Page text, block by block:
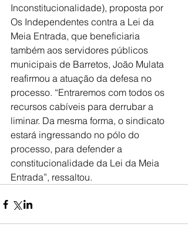
Inconstitucionalidade), proposta por
Os Independentes contra a Lei da
Meia Entrada, que beneficiaria
também aos servidores públicos
municipais de Barretos, João Mulata
reafirmou a atuação da defesa no
processo. “Entraremos com todos os
recursos cabíveis para derrubar a
liminar. Da mesma forma, o sindicato
estará ingressando no pólo do
processo, para defender a
constitucionalidade da Lei da Meia
Entrada”, ressaltou.